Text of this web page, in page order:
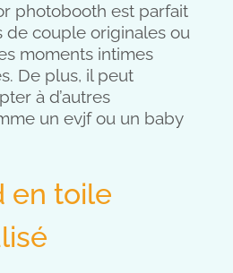
photobooth est parfait
de couple originales ou
moments intimes
De plus, il peut
à d’autres
un evjf ou un baby
en toile